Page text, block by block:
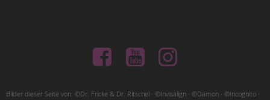
Bilder dieser Seite von: ©Dr. Fricke & Dr. Ritschel · ©Invisalign · ©Damon · ©Incognito ·